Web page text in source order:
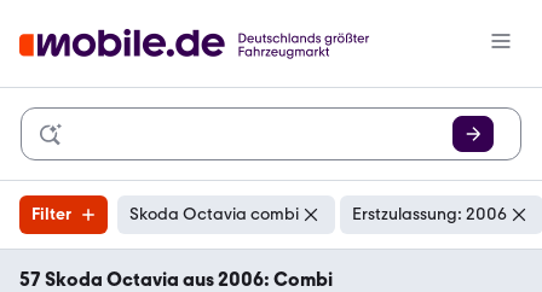
Filter Skoda Octavia combi Erstzulassung: 2006
57 Skoda Octavia aus 2006: Combi